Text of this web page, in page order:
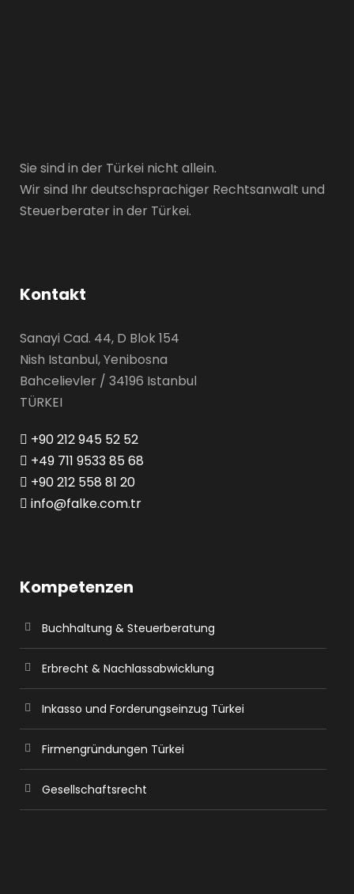
Sie sind in der Türkei nicht allein.
Wir sind Ihr deutschsprachiger Rechtsanwalt und
Steuerberater in der Türkei.
Kontakt
Sanayi Cad. 44, D Blok 154
Nish Istanbul, Yenibosna
Bahcelievler / 34196 Istanbul
TÜRKEI
+90 212 945 52 52
+49 711 9533 85 68
+90 212 558 81 20
info@falke.com.tr
Kompetenzen
Buchhaltung & Steuerberatung
Erbrecht & Nachlassabwicklung
Inkasso und Forderungseinzug Türkei
Firmengründungen Türkei
Gesellschaftsrecht